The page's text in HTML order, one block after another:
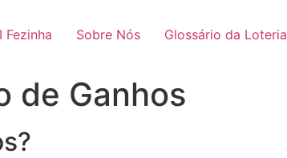
Fezinha Sobre Nós Glossário da Loteria
de Ganhos